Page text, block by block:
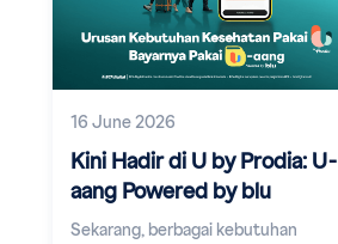
16 June 2026
Kini Hadir di U by Prodia: U-
aang Powered by blu
Sekarang, berbagai kebutuhan